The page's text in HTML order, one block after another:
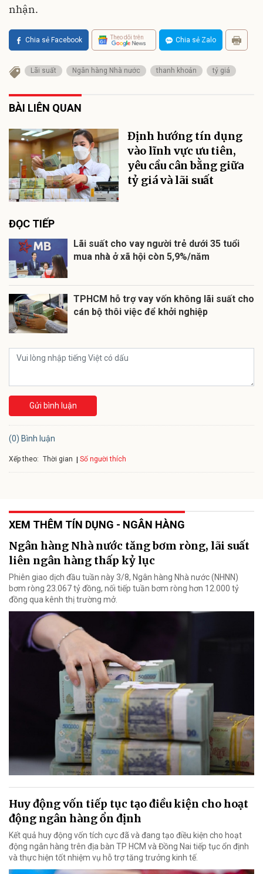
nhận.
Chia sẻ Facebook Theo dõi trên Chia sẻ Zalo
Lãi suất Ngân hàng Nhà nước thanh khoản tỷ giá
BÀI LIÊN QUAN
Định hướng tín dụng
vào lĩnh vực ưu tiên,
yêu cầu cân bằng giữa
tỷ giá và lãi suất
ĐỌC TIẾP
Lãi suất cho vay người trẻ dưới 35 tuổi
mua nhà ở xã hội còn 5,9%/năm
TPHCM hỗ trợ vay vốn không lãi suất cho
cán bộ thôi việc để khởi nghiệp
Gửi bình luận
(0) Bình luận
Xếp theo: Thời gian Số người thích
XEM THÊM TÍN DỤNG - NGÂN HÀNG
Ngân hàng Nhà nước tăng bơm ròng, lãi suất
liên ngân hàng thấp kỷ lục
Phiên giao dịch đầu tuần này 3/8, Ngân hàng Nhà nước (NHNN)
bơm ròng 23.067 tỷ đồng, nối tiếp tuần bơm ròng hơn 12.000 tỷ
đồng qua kênh thị trường mở.
Huy động vốn tiếp tục tạo điều kiện cho hoạt
động ngân hàng ổn định
Kết quả huy động vốn tích cực đã và đang tạo điều kiện cho hoạt
động ngân hàng trên địa bàn TP HCM và Đồng Nai tiếp tục ổn định
và thực hiện tốt nhiệm vụ hỗ trợ tăng trưởng kinh tế.